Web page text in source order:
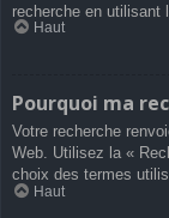
recherche en utilisant
Haut
Pourquoi ma
Votre recherche
Web. Utilisez la «
choix des termes
Haut